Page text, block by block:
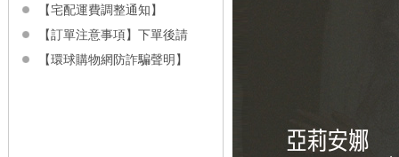
【宅配運費調整通知】
【訂單注意事項】下單後請
【環球購物網防詐騙聲明】